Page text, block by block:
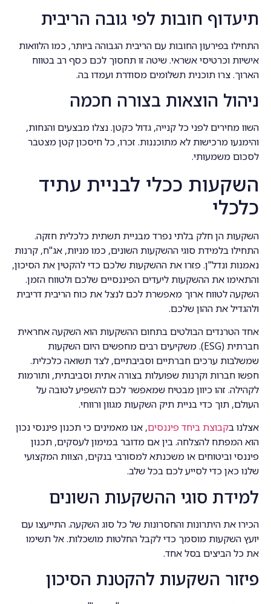
תיעדוף חובות לפי גובה הריבית
התחילו בפירעון החובות עם הריבית הגבוהה ביותר, כמו הלוואות
אישיות וכרטיסי אשראי. שיטה זו תחסוך לכם כסף רב בטווח
הארוך. צרו תוכנית תשלומים מסודרת ועמדו בה.
ניהול הוצאות בצורה חכמה
השוו מחירים לפני כל קנייה, גדול כקטן. נצלו מבצעים והנחות,
והימנעו מרכישות לא מתוכננות. זכרו, כל חיסכון קטן מצטבר
לסכום משמעותי.
השקעות ככלי לבניית עתיד
כלכלי
השקעות הן חלק בלתי נפרד מבניית תשתית כלכלית חזקה.
התחילו בלמידת סוגי ההשקעות השונים, כמו מניות, אג"ח, קרנות
נאמנות ונדל"ן. פזרו את ההשקעות שלכם כדי להקטין את הסיכון,
והתאימו את ההשקעות ליעדים הפיננסיים שלכם ולטווח הזמן.
השקעה לטווח ארוך מאפשרת לכם לנצל את כוח הריבית דריבית
ולהגדיל את ההון שלכם.
אחד הטרנדים הבולטים בתחום ההשקעות הוא השקעה אחראית
חברתית (ESG). משקיעים רבים מחפשים היום השקעות
שמשלבות ערכים חברתיים וסביבתיים, לצד תשואה כלכלית.
חפשו חברות וקרנות שפועלות בצורה אתית וסביבתית, ותורמות
לקהילה. זהו כיוון מבטיח שמאפשר לכם להשפיע לטובה על
העולם, תוך כדי בניית תיק השקעות מגוון ורווחי.
אצלנו בקבוצת ביחד פיננסים, אנו מאמינים כי תכנון פיננסי נכון
הוא המפתח להצלחה. בין אם מדובר במימון לעסקים, תכנון
פיננסי וביטוחים או משכנתא למסורבי בנקים, הצוות המקצועי
שלנו כאן כדי לסייע לכם בכל שלב.
למידת סוגי ההשקעות השונים
הכירו את היתרונות והחסרונות של כל סוג השקעה. התייעצו עם
יועץ השקעות מוסמך כדי לקבל החלטות מושכלות. אל תשימו
את כל הביצים בסל אחד.
פיזור השקעות להקטנת הסיכון